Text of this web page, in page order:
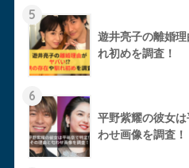
5
遊井亮子の離婚
れ初めを調査！
6
平野紫耀の彼女
わせ画像を調査！